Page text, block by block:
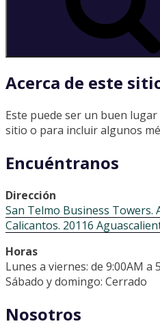
Acerca de este
Este puede ser un buen
sitio o para incluir algunos
Encuéntranos
Dirección
San Telmo Business Towers.
Calicantos. 20116
Horas
Lunes a viernes: de 9:00AM a
Sábado y domingo: Cerrado
Nosotros